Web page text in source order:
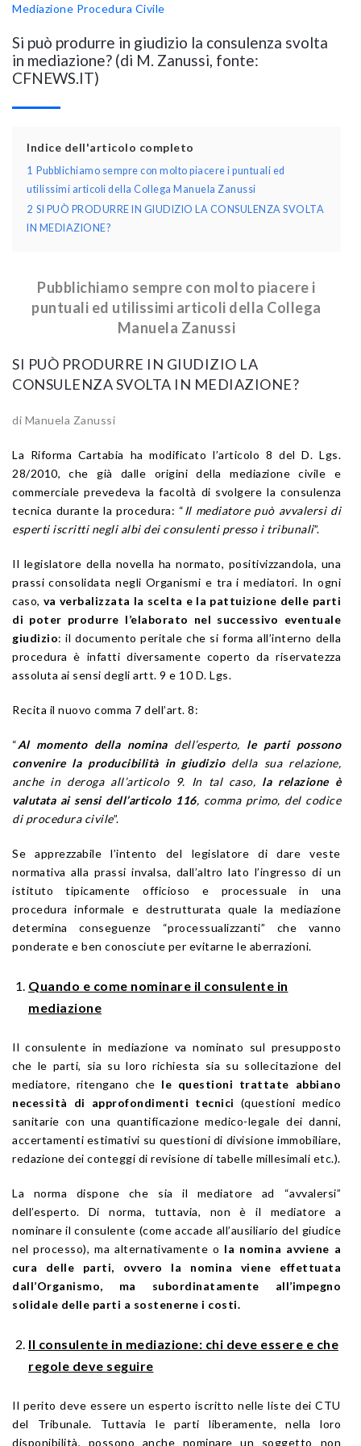
Mediazione Procedura Civile
Si può produrre in giudizio la consulenza svolta
in mediazione? (di M. Zanussi, fonte:
CFNEWS.IT)
Indice dell'articolo completo
1
Pubblichiamo sempre con molto piacere i puntuali ed
utilissimi articoli della Collega Manuela Zanussi
2 SI PUÒ PRODURRE IN GIUDIZIO LA CONSULENZA SVOLTA
IN MEDIAZIONE?
Pubblichiamo sempre con molto piacere i
puntuali ed utilissimi articoli della Collega
Manuela Zanussi
SI PUÒ PRODURRE IN GIUDIZIO LA
CONSULENZA SVOLTA IN MEDIAZIONE?
di Manuela Zanussi
La Riforma Cartabia ha modificato l’articolo 8 del D. Lgs.
28/2010, che già dalle origini della mediazione civile e
commerciale prevedeva la facoltà di svolgere la consulenza
tecnica durante la procedura: “Il mediatore può avvalersi di
esperti iscritti negli albi dei consulenti presso i tribunali”.
Il legislatore della novella ha normato, positivizzandola, una
prassi consolidata negli Organismi e tra i mediatori. In ogni
caso, va verbalizzata la scelta e la pattuizione delle parti
di poter produrre l’elaborato nel successivo eventuale
giudizio: il documento peritale che si forma all’interno della
procedura è infatti diversamente coperto da riservatezza
assoluta ai sensi degli artt. 9 e 10 D. Lgs.
Recita il nuovo comma 7 dell’art. 8:
“Al momento della nominadell’esperto, le parti possono
convenire la producibilità in giudiziodella sua relazione,
anche in deroga all’articolo 9. In tal caso, la relazione è
valutata ai sensi dell’articolo 116, comma primo, del codice
di procedura civile”.
Se apprezzabile l’intento del legislatore di dare veste
normativa alla prassi invalsa, dall’altro lato l’ingresso di un
istituto tipicamente officioso e processuale in una
procedura informale e destrutturata quale la mediazione
determina conseguenze “processualizzanti” che vanno
ponderate e ben conosciute per evitarne le aberrazioni.
Quando e come nominare il consulente in
mediazione
Il consulente in mediazione va nominato sul presupposto
che le parti, sia su loro richiesta sia su sollecitazione del
mediatore, ritengano che le questioni trattate abbiano
necessità di approfondimenti tecnici (questioni medico
sanitarie con una quantificazione medico-legale dei danni,
accertamenti estimativi su questioni di divisione immobiliare,
redazione dei conteggi di revisione di tabelle millesimali etc.).
La norma dispone che sia il mediatore ad “avvalersi”
dell’esperto. Di norma, tuttavia, non è il mediatore a
nominare il consulente (come accade all’ausiliario del giudice
nel processo), ma alternativamente o la nomina avviene a
cura delle parti, ovvero la nomina viene effettuata
dall’Organismo, ma subordinatamente all’impegno
solidale delle parti a sostenerne i costi.
Il consulente in mediazione: chi deve essere e che
regole deve seguire
Il perito deve essere un esperto iscritto nelle liste dei CTU
del Tribunale. Tuttavia le parti liberamente, nella loro
disponibilità, possono anche nominare un soggetto non